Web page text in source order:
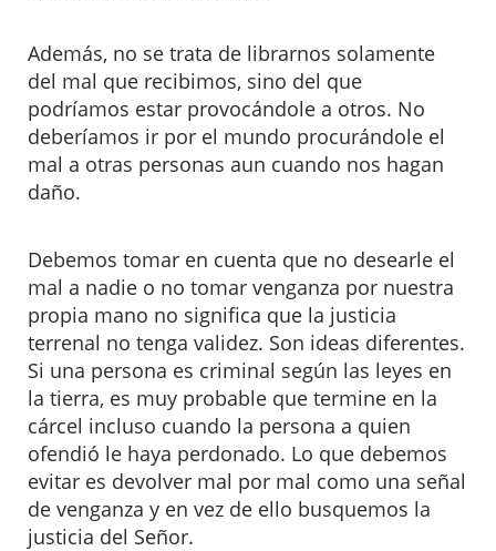
Además, no se trata de librarnos solamente
del mal que recibimos, sino del que
podríamos estar provocándole a otros. No
deberíamos ir por el mundo procurándole el
mal a otras personas aun cuando nos hagan
daño.
Debemos tomar en cuenta que no desearle el
mal a nadie o no tomar venganza por nuestra
propia mano no significa que la justicia
terrenal no tenga validez. Son ideas diferentes.
Si una persona es criminal según las leyes en
la tierra, es muy probable que termine en la
cárcel incluso cuando la persona a quien
ofendió le haya perdonado. Lo que debemos
evitar es devolver mal por mal como una señal
de venganza y en vez de ello busquemos la
justicia del Señor.